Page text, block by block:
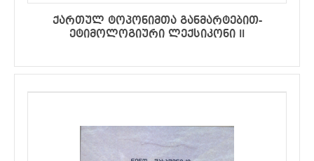
ქართულ ტოპონიმთა განმარტებით-
ეტიმოლოგიური ლექსიკონი II